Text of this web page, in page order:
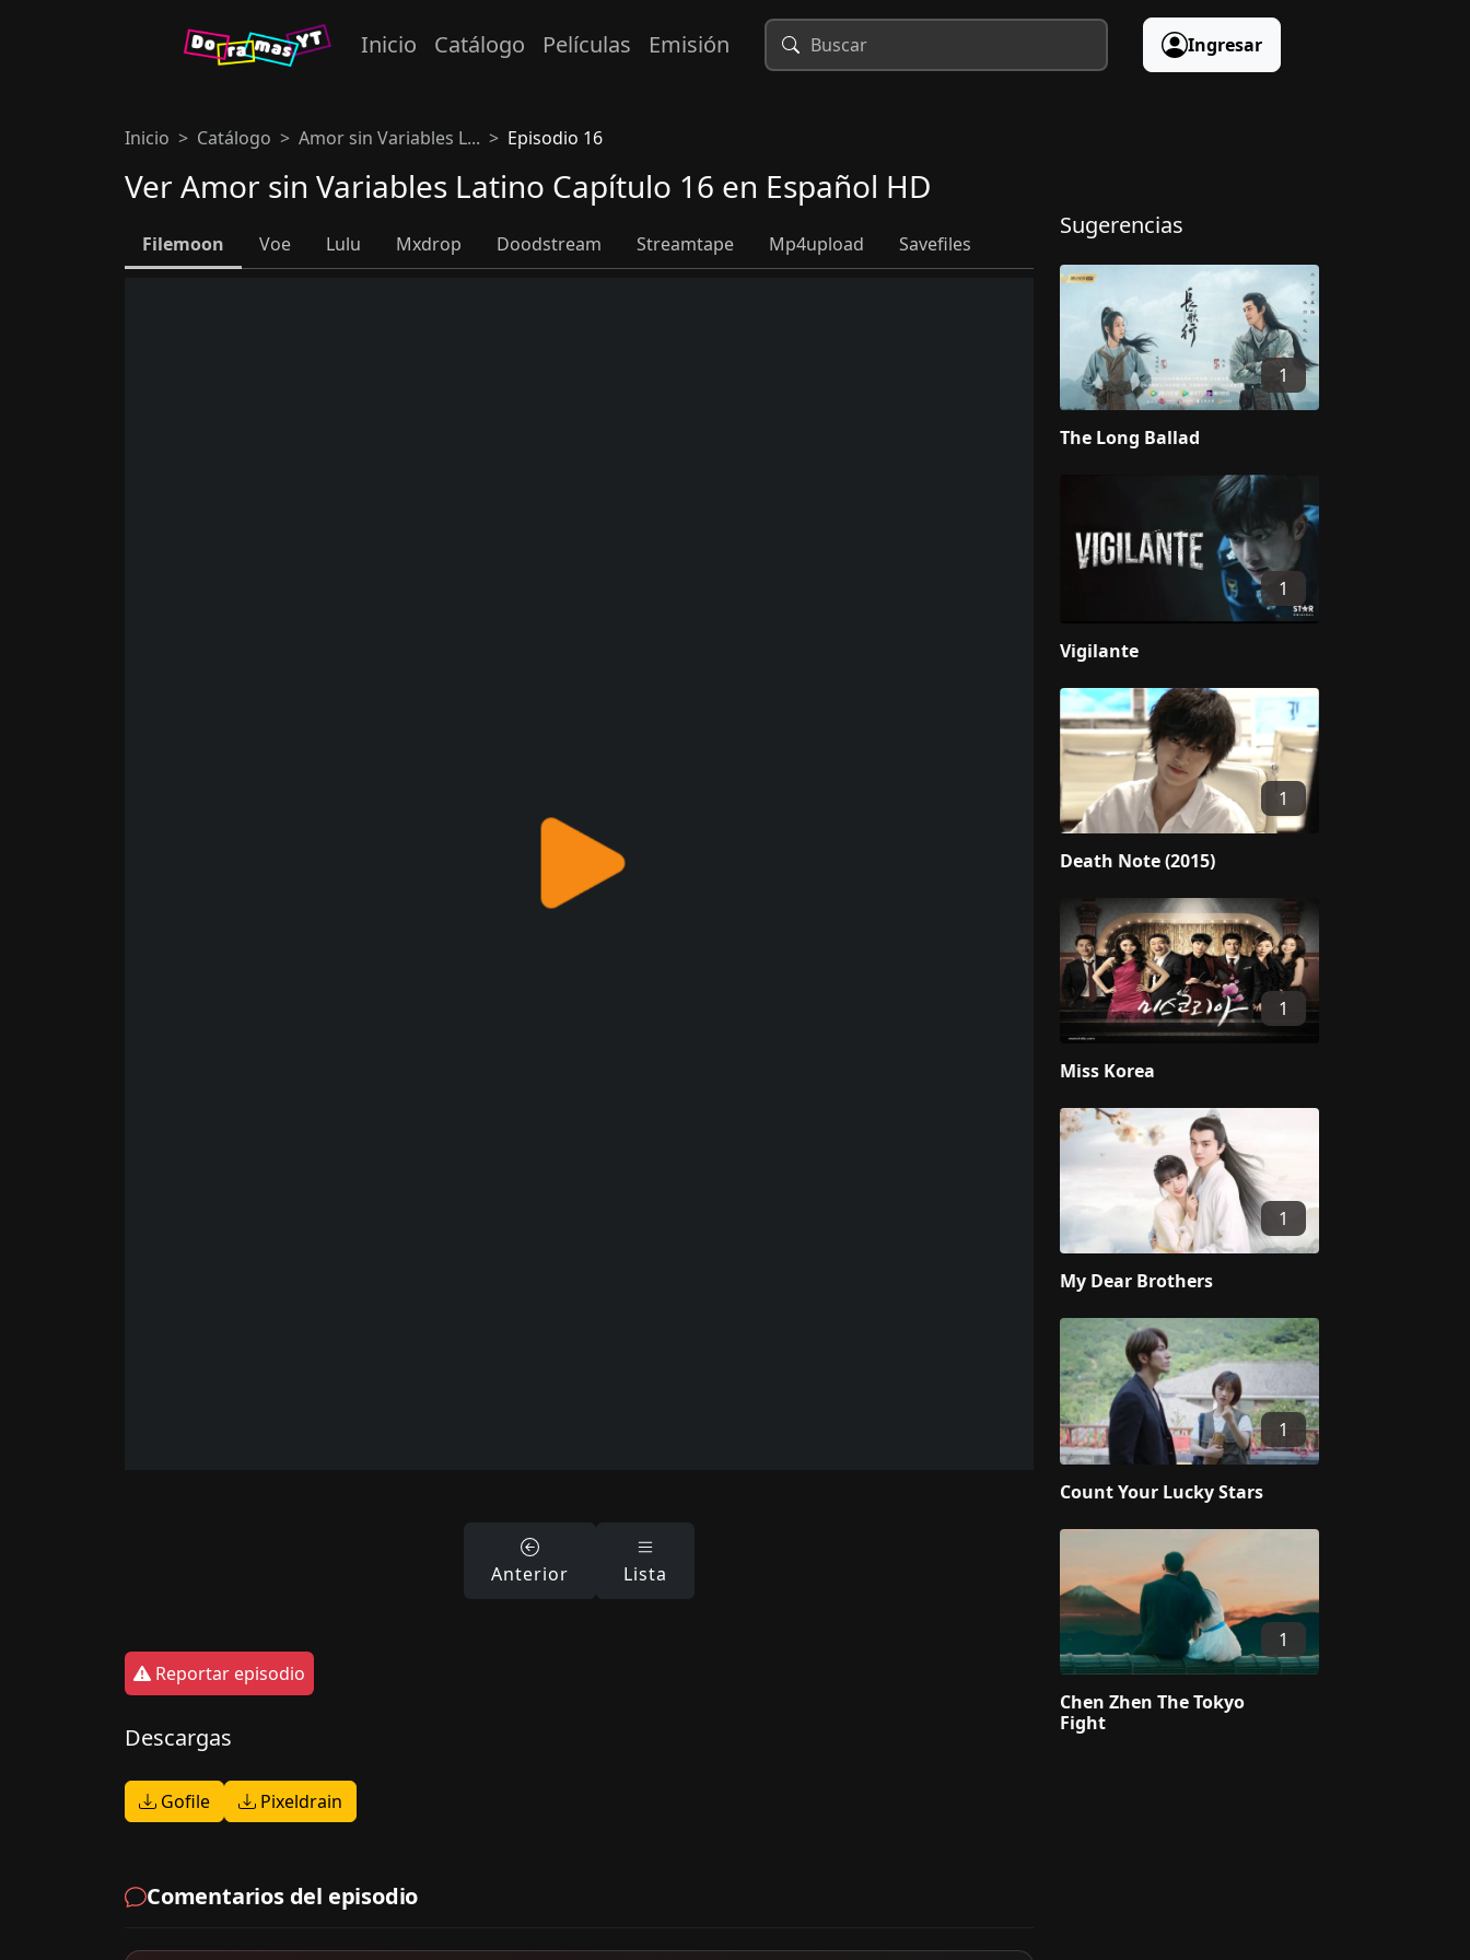
Inicio Catálogo Películas Emisión Ingresar
Inicio Catálogo Amor sin Variables L... Episodio 16
Ver Amor sin Variables Latino Capítulo 16 en Español HD
Filemoon Voe Lulu Mxdrop Doodstream Streamtape Mp4upload Savefiles
Anterior Lista
Reportar episodio
Descargas
Gofile Pixeldrain
Comentarios del episodio
Sugerencias
1
The Long Ballad
1
Vigilante
1
Death Note (2015)
1
Miss Korea
1
My Dear Brothers
1
Count Your Lucky Stars
1
Chen Zhen The Tokyo
Fight